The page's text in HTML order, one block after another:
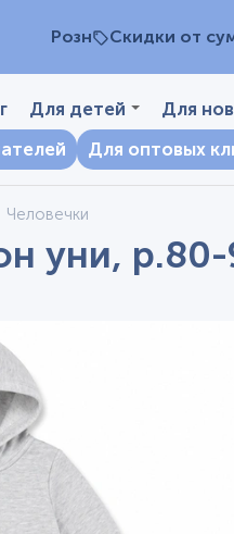
Розн Скидки от
Для детей Для
Для оптовых
Человечки
уни,